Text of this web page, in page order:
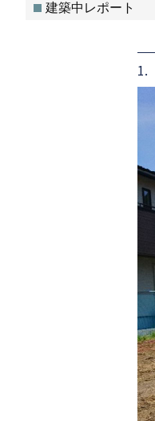
建築中レポート
1.